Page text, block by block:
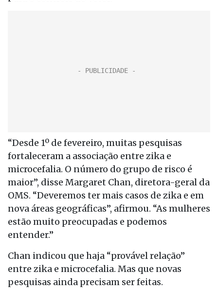
“Desde 1º de fevereiro, muitas pesquisas
fortaleceram a associação entre zika e
microcefalia. O número do grupo de risco é
maior”, disse Margaret Chan, diretora-geral da
OMS. “Deveremos ter mais casos de zika e em
nova áreas geográficas”, afirmou. “As mulheres
estão muito preocupadas e podemos
entender.”
Chan indicou que haja “provável relação”
entre zika e microcefalia. Mas que novas
pesquisas ainda precisam ser feitas.